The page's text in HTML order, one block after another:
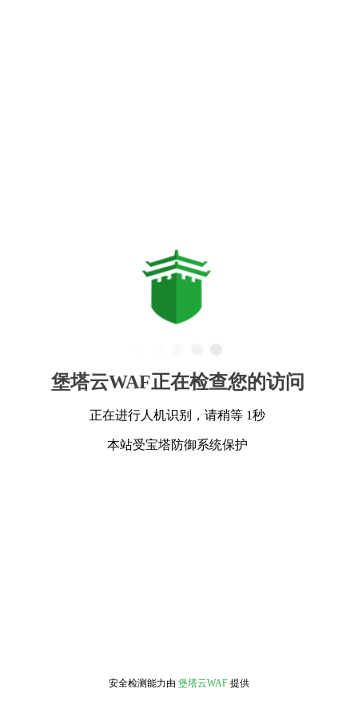
堡塔云WAF正在检查您的访问
正在进行人机识别，请稍等 1秒
本站受宝塔防御系统保护
安全检测能力由 堡塔云WAF 提供